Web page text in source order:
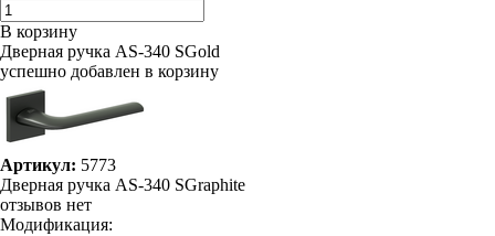
В корзину
Дверная ручка AS-340 SGold
успешно добавлен в корзину
Артикул: 5773
Дверная ручка AS-340 SGraphite
отзывов нет
Модификация: